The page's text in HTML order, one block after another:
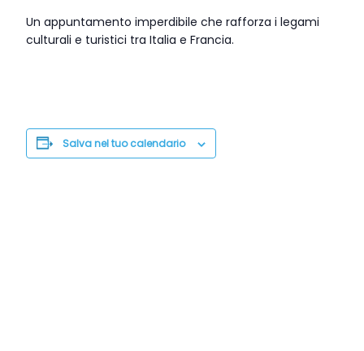
Un appuntamento imperdibile che rafforza i legami
culturali e turistici tra Italia e Francia.
Salva nel tuo calendario